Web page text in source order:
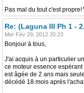
Pas mal du tout c'est propre!
Re: (Laguna III Ph 1 -
Mer Fév 29, 2012 20:23
Bonjour à tous,
J'ai acquis à un particulier
ce moteur essence
est âgée de 2 ans mais
décédé 18 mois après